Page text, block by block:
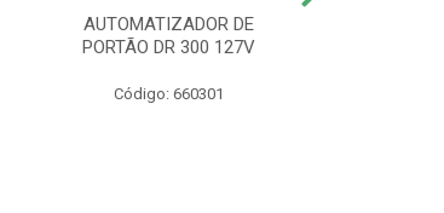
AUTOMATIZADOR DE
PORTÃO DR 300 127V
Código: 660301